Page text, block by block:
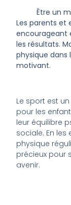
Être un
Les parents et
encourageant
les résultats.
physique
motivant.
Le sport est
pour les
leur équilibre
sociale. En
physique
précieux pour
avenir.